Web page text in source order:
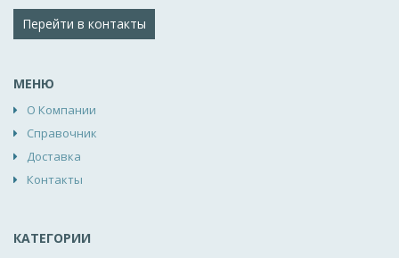
Перейти в контакты
МЕНЮ
О Компании
Справочник
Доставка
Контакты
КАТЕГОРИИ